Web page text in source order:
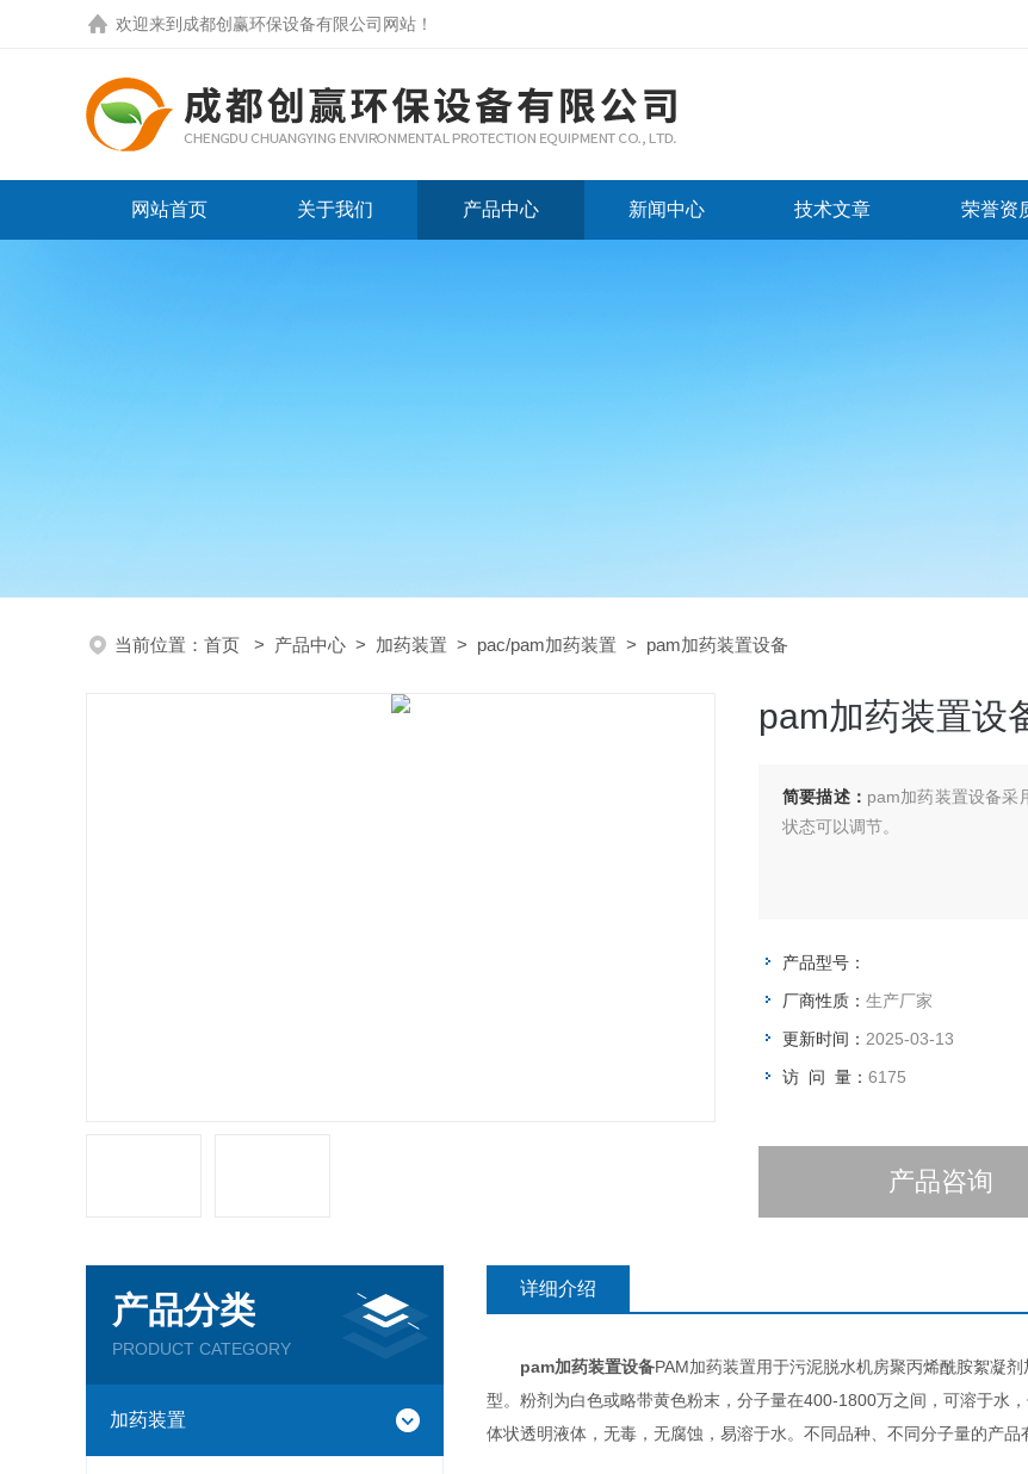
欢迎来到 成都创赢环保设备有限公司网站 ！
网站首页 关于我们 产品中心 新闻中心 技术文章 荣誉资
当前位置： 首页 > 产品中心 > 加药装置 > pac/pam加药装置 > pam加药装置设备
pam加药装置设
简要描述： pam加药装置设备采
状态可以调节。
产品型号：
厂商性质： 生产厂家
更新时间： 2025-03-13
访 问 量： 6175
产品咨询
产品分类
PRODUCT CATEGORY
加药装置
详细介绍
pam加药装置设备PAM加药装置用于污泥脱水机房聚丙烯酰胺絮凝
型。粉剂为白色或略带黄色粉末，分子量在400-1800万之间，可溶于水
体状透明液体，无毒，无腐蚀，易溶于水。不同品种、不同分子量的产品